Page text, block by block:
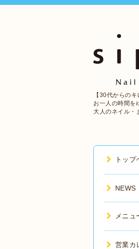
【30代からのキ
お一人の時間を
大人のネイル・
トップ
NEWS
メニュ
営業カ